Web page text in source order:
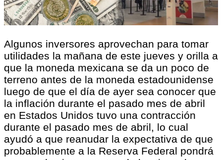
Algunos inversores aprovechan para tomar
utilidades la mañana de este jueves y orilla a
que la moneda mexicana se da un poco de
terreno antes de la moneda estadounidense
luego de que el día de ayer sea conocer que
la inflación durante el pasado mes de abril
en Estados Unidos tuvo una contracción
durante el pasado mes de abril, lo cual
ayudó a que reanudar la expectativa de que
probablemente a la Reserva Federal pondrá